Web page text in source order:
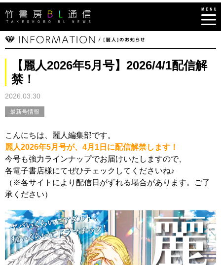
【麗人2026年5月号】2026/4/1配信解
禁！
2026.03.30
最新号情報
こんにちは、麗人編集部です。
麗人2026年5月号が、4月1日に配信解禁します！
今号も強力ラインナップでお届けいたしますので、
各電子書店様にてぜひチェックしてくださいね♪
（※各サイトにより配信日がずれる場合があります。ご了
承ください）